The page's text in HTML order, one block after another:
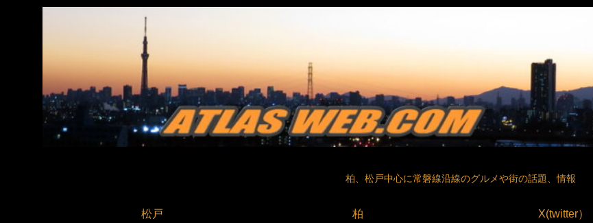
柏、松戸中心に常磐線沿線のグルメや街の話題、情報
松戸 柏 X(twitter）